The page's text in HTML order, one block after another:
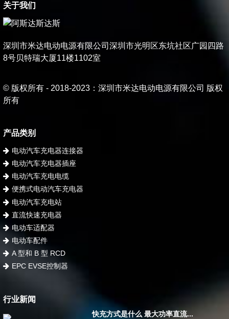
关于我们
深圳市米达电动电源有限公司深圳市光明区东坑社区广园四路
8号贝特瑞大厦11楼1102室
© 版权所有 - 2018-2023：深圳市米达电动电源有限公司 版权
所有
产品类别
电动汽车充电器连接器
电动汽车充电器插座
电动汽车充电电缆
便携式电动汽车充电器
电动汽车充电站
直流快速充电器
电动车适配器
电动车配件
A 型和 B 型 RCD
EPC EVSE控制器
行业新闻
快充方式是什么 最大功率直流...